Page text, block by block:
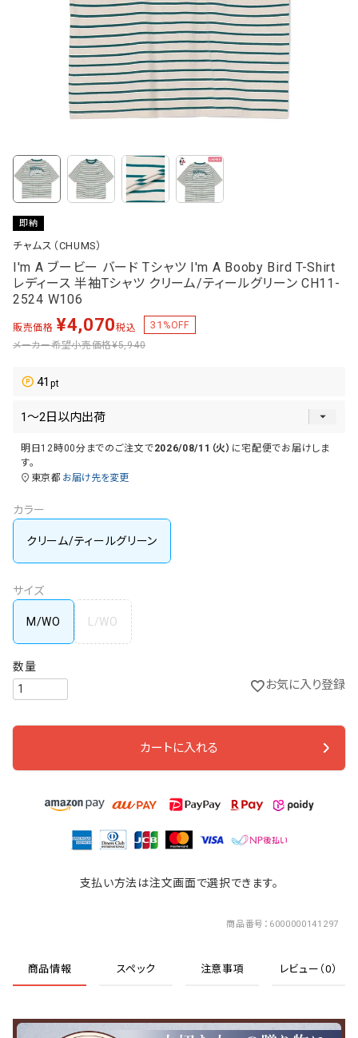
即納
チャムス（CHUMS）
I'm A ブービー バード Tシャツ I'm A Booby Bird T-Shirt
レディース 半袖Tシャツ クリーム/ティールグリーン CH11-
2524 W106
販売価格 ¥4,070税込 31 %OFF
メーカー希望小売価格¥5,940
41
明日12時00分 までのご注文で2026/08/11（火） に宅配便でお届けしま
す。
東京都 お届け先を変更
カラー
クリーム/ティールグリーン
サイズ
M/WO L/WO
お気に入り登録
カートに入れる
支払い方法は注文画面で選択できます。
商品番号 6000000141297
商品情報 スペック 注意事項 レビュー（0）